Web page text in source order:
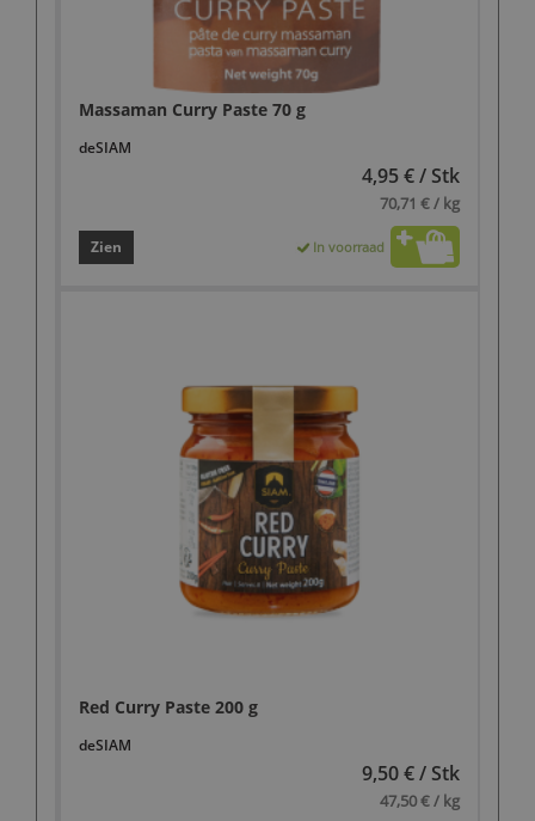
Massaman Curry Paste 70 g
deSIAM
4,95 € / Stk
70,71 € / kg
Zien In voorraad
Red Curry Paste 200 g
deSIAM
9,50 € / Stk
47,50 € / kg